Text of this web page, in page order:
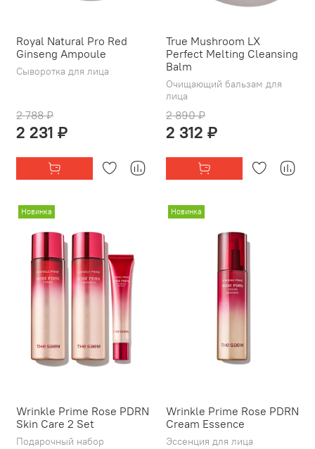
Royal Natural Pro Red
Ginseng Ampoule
Сыворотка для лица
2 788 ₽
2 231 ₽
True Mushroom LX
Perfect Melting Cleansing
Balm
Очищающий бальзам для
лица
2 890 ₽
2 312 ₽
Новинка
Wrinkle Prime Rose PDRN
Skin Care 2 Set
Подарочный набор
Новинка
Wrinkle Prime Rose PDRN
Cream Essence
Эссенция для лица